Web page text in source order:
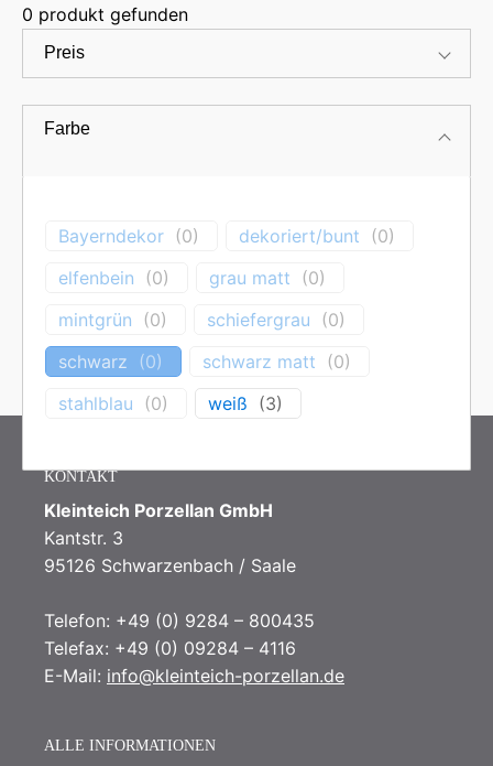
0 produkt gefunden
Preis
Farbe
Bayerndekor (0) dekoriert/bunt (0)
elfenbein
(0) grau matt (0)
mintgrün
(0) schiefergrau (0)
schwarz
(0) schwarz matt (0)
stahlblau
(0) weiß (3)
Es wurden keine Produkte gefunden, die
KONTAKT
Kleinteich Porzellan GmbH
Kantstr. 3
95126 Schwarzenbach / Saale
Telefon: +49 (0) 9284 – 800435
Telefax: +49 (0) 09284 – 4116
E-Mail: info@kleinteich-porzellan.de
ALLE INFORMATIONEN